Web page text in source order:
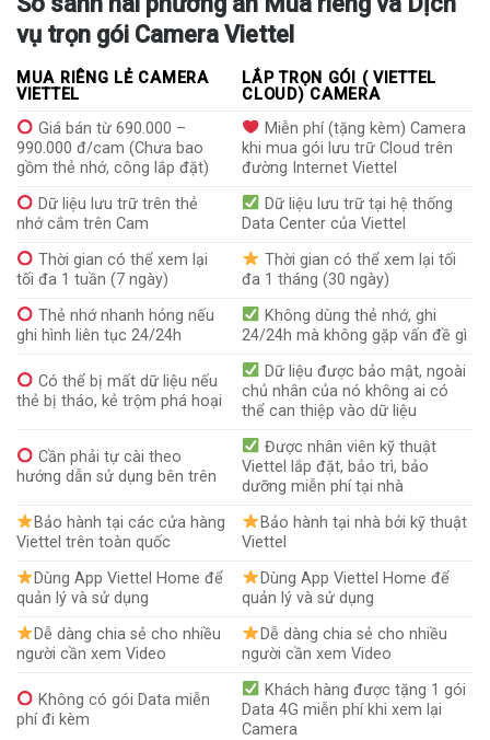
vụ trọn gói Camera Viettel
MUA RIÊNG LẺ CAMERA
VIETTEL
LẮP TRỌN GÓI ( VIETTEL
CLOUD) CAMERA
Giá bán từ 690.000 –
990.000 đ/cam (Chưa bao
gồm thẻ nhớ, công lắp đặt)
Miễn phí (tặng kèm) Camera
khi mua gói lưu trữ Cloud trên
đường Internet Viettel
Dữ liệu lưu trữ trên thẻ
nhớ cắm trên Cam
Dữ liệu lưu trữ tại hệ thống
Data Center của Viettel
Thời gian có thể xem lại
tối đa 1 tuần (7 ngày)
Thời gian có thể xem lại tối
đa 1 tháng (30 ngày)
Thẻ nhớ nhanh hỏng nếu
ghi hình liên tục 24/24h
Không dùng thẻ nhớ, ghi
24/24h mà không gặp vấn đề gì
Có thể bị mất dữ liệu nếu
thẻ bị tháo, kẻ trộm phá hoại
Dữ liệu được bảo mật, ngoài
chủ nhân của nó không ai có
thể can thiệp vào dữ liệu
Cần phải tự cài theo
hướng dẫn sử dụng bên trên
Được nhân viên kỹ thuật
Viettel lắp đặt, bảo trì, bảo
dưỡng miễn phí tại nhà
Bảo hành tại các cửa hàng
Viettel trên toàn quốc
Bảo hành tại nhà bởi kỹ thuật
Viettel
Dùng App Viettel Home để
quản lý và sử dụng
Dùng App Viettel Home để
quản lý và sử dụng
Dễ dàng chia sẻ cho nhiều
người cần xem Video
Dễ dàng chia sẻ cho nhiều
người cần xem Video
Không có gói Data miễn
phí đi kèm
Khách hàng được tặng 1 gói
Data 4G miễn phí khi xem lại
Camera